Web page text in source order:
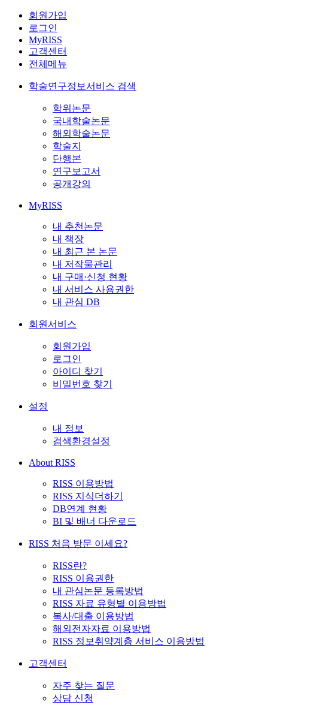
회원가입
로그인
MyRISS
고객센터
전체메뉴
학술연구정보서비스 검색
학위논문
국내학술논문
해외학술논문
학술지
단행본
연구보고서
공개강의
MyRISS
내 추천논문
내 책장
내 최근 본 논문
내 저작물관리
내 구매·신청 현황
내 서비스 사용권한
내 관심 DB
회원서비스
회원가입
로그인
아이디 찾기
비밀번호 찾기
설정
내 정보
검색환경설정
About RISS
RISS 이용방법
RISS 지식더하기
DB연계 현황
BI 및 배너 다운로드
RISS 처음 방문 이세요?
RISS란?
RISS 이용권한
내 관심논문 등록방법
RISS 자료 유형별 이용방법
복사/대출 이용방법
해외전자자료 이용방법
RISS 정보취약계층 서비스 이용방법
고객센터
자주 찾는 질문
상담 신청